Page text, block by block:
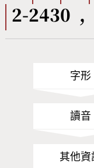
CNS查詢
2-2430 ,
字形
讀音
其他資